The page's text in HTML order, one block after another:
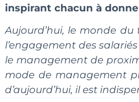
inspirant chacun à
Aujourd’hui, le monde
l’engagement des
le management de
mode de management
d’aujourd’hui, il est